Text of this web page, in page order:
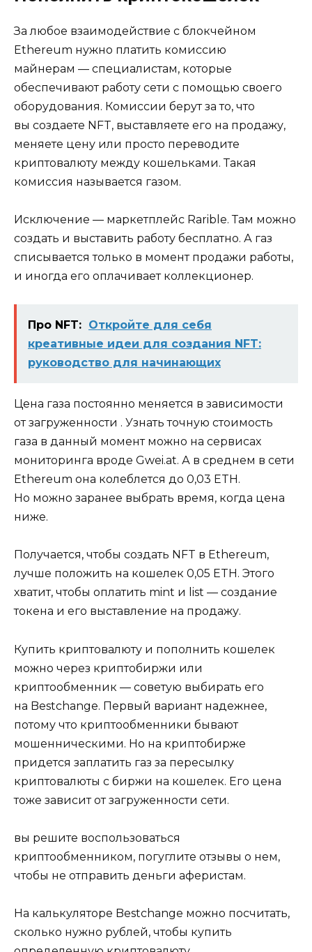
За любое взаимодействие с блокчейном
Ethereum нужно платить комиссию
майнерам — специалистам, которые
обеспечивают работу сети с помощью своего
оборудования. Комиссии берут за то, что
вы создаете NFT, выставляете его на продажу,
меняете цену или просто переводите
криптовалюту между кошельками. Такая
комиссия называется газом.
Исключение — маркетплейс Rarible. Там можно
создать и выставить работу бесплатно. А газ
списывается только в момент продажи работы,
и иногда его оплачивает коллекционер.
Про NFT: Откройте для себя
креативные идеи для создания NFT:
руководство для начинающих
Цена газа постоянно меняется в зависимости
от загруженности . Узнать точную стоимость
газа в данный момент можно на сервисах
мониторинга вроде Gwei.at. А в среднем в сети
Ethereum она колеблется до 0,03 ETH.
Но можно заранее выбрать время, когда цена
ниже.
Получается, чтобы создать NFT в Ethereum,
лучше положить на кошелек 0,05 ETH. Этого
хватит, чтобы оплатить mint и list — создание
токена и его выставление на продажу.
Купить криптовалюту и пополнить кошелек
можно через криптобиржи или
криптообменник — советую выбирать его
на Bestchange. Первый вариант надежнее,
потому что криптообменники бывают
мошенническими. Но на криптобирже
придется заплатить газ за пересылку
криптовалюты с биржи на кошелек. Его цена
тоже зависит от загруженности сети.
вы решите воспользоваться
криптообменником, погуглите отзывы о нем,
чтобы не отправить деньги аферистам.
На калькуляторе Bestchange можно посчитать,
сколько нужно рублей, чтобы купить